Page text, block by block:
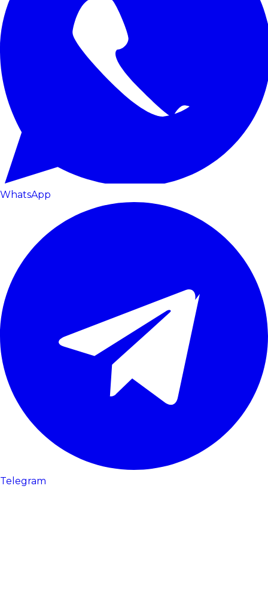
WhatsApp
Telegram